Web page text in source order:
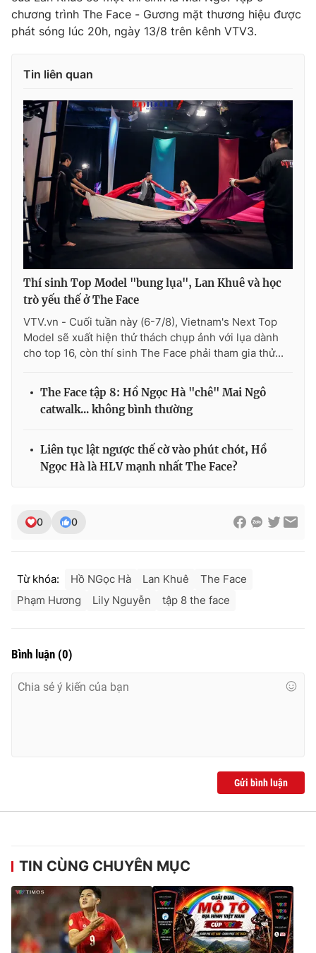
chương trình The Face - Gương mặt thương hiệu được
phát sóng lúc 20h, ngày 13/8 trên kênh VTV3.
Tin liên quan
Thí sinh Top Model "bung lụa", Lan Khuê và học
trò yếu thế ở The Face
VTV.vn - Cuối tuần này (6-7/8), Vietnam's Next Top
Model sẽ xuất hiện thử thách chụp ảnh với lụa dành
cho top 16, còn thí sinh The Face phải tham gia thử...
The Face tập 8: Hồ Ngọc Hà "chê" Mai Ngô
catwalk... không bình thường
Liên tục lật ngược thế cờ vào phút chót, Hồ
Ngọc Hà là HLV mạnh nhất The Face?
0 0
Từ khóa: Hồ NGọc Hà Lan Khuê
The Face
Phạm Hương
Lily Nguyễn tập 8 the face
Bình luận (0)
Gửi bình luận
TIN CÙNG CHUYÊN MỤC